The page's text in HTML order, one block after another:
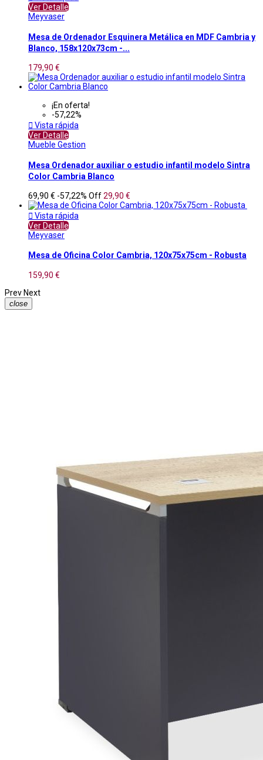
Ver Detalle
Meyvaser
Mesa de Ordenador Esquinera Metálica en MDF Cambria y
Blanco, 158x120x73cm -...
179,90 €
¡En oferta!
-57,22%
 Vista rápida
Ver Detalle
Mueble Gestion
Mesa Ordenador auxiliar o estudio infantil modelo Sintra
Color Cambria Blanco
69,90 € -57,22% Off29,90 €
 Vista rápida
Ver Detalle
Meyvaser
Mesa de Oficina Color Cambria, 120x75x75cm - Robusta
159,90 €
Prev Next
close